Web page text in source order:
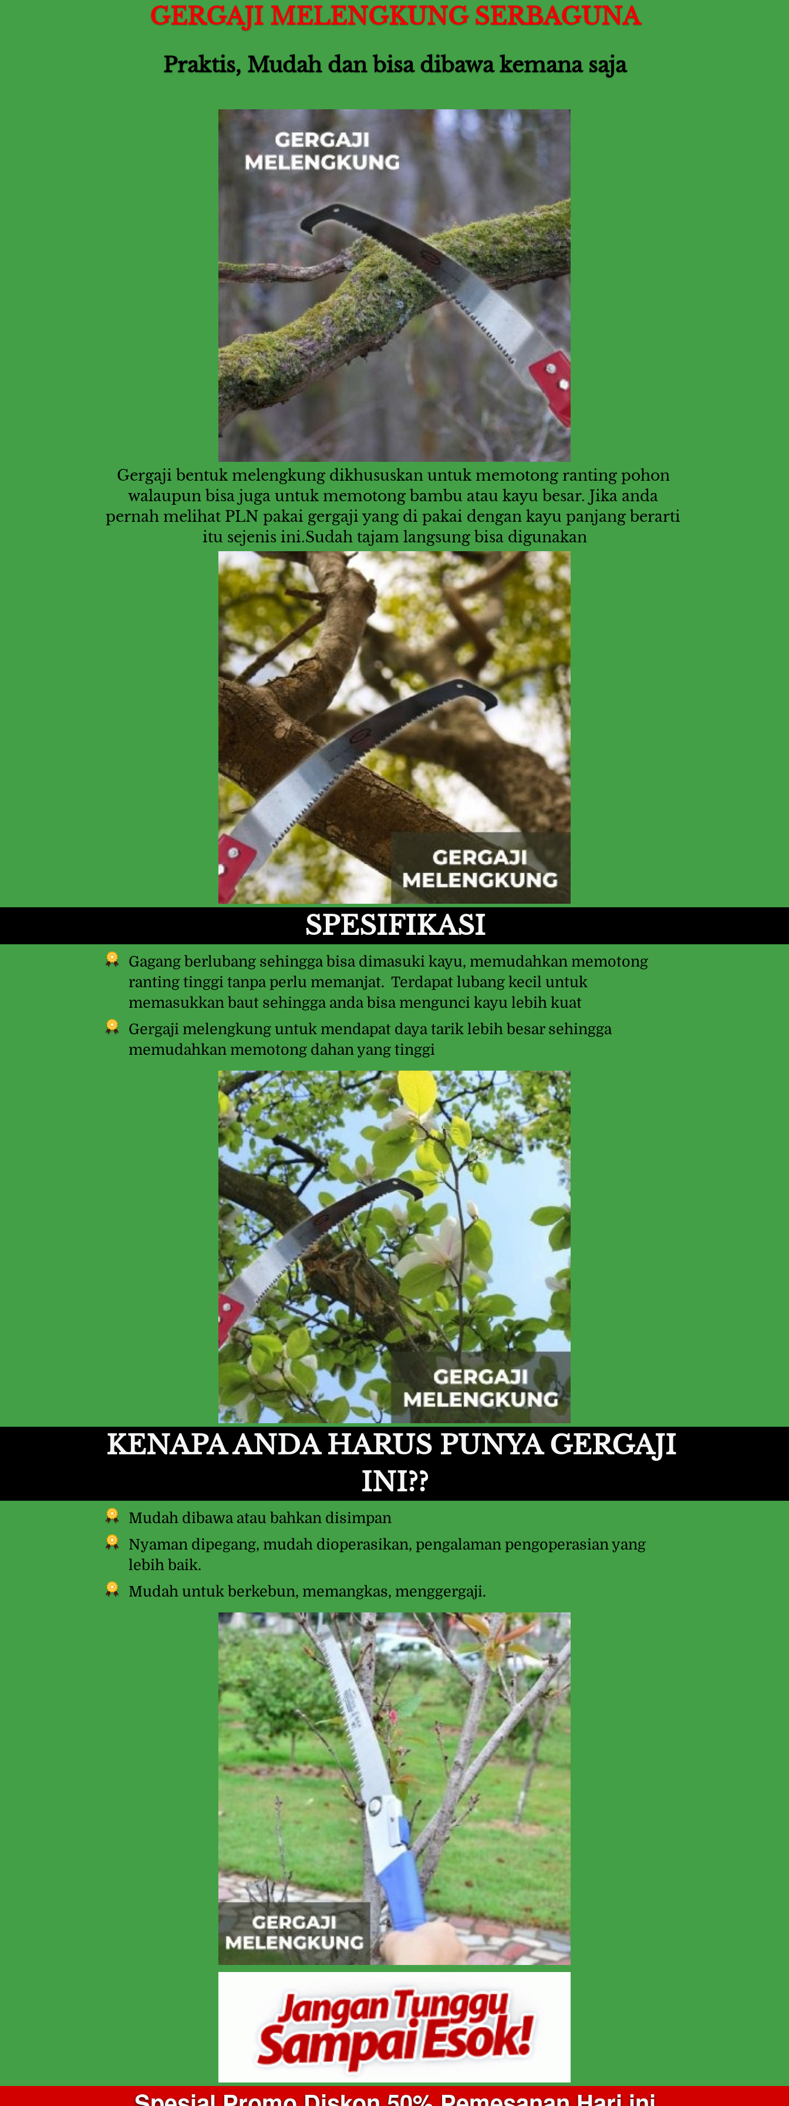
GERGAJI MELENGKUNG SERBAGUNA
Praktis, Mudah dan bisa dibawa kemana saja
Gergaji bentuk melengkung dikhususkan untuk memotong ranting pohon
walaupun bisa juga untuk memotong bambu atau kayu besar. Jika anda
pernah melihat PLN pakai gergaji yang di pakai dengan kayu panjang berarti
itu sejenis ini.Sudah tajam langsung bisa digunakan
SPESIFIKASI
Gagang berlubang sehingga bisa dimasuki kayu, memudahkan memotong
ranting tinggi tanpa perlu memanjat.  Terdapat lubang kecil untuk
memasukkan baut sehingga anda bisa mengunci kayu lebih kuat
Gergaji melengkung untuk mendapat daya tarik lebih besar sehingga
memudahkan memotong dahan yang tinggi
KENAPA ANDA HARUS PUNYA GERGAJI
INI??
Mudah dibawa atau bahkan disimpan
Nyaman dipegang, mudah dioperasikan, pengalaman pengoperasian yang
lebih baik.
Mudah untuk berkebun, memangkas, menggergaji.